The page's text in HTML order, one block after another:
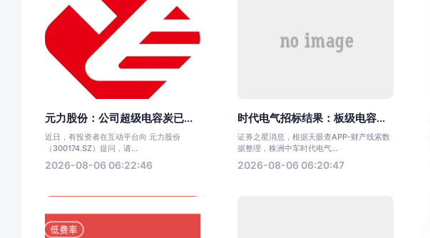
元力股份：公司超级电容炭已...
近日，有投资者在互动平台向 元力股份
（300174.SZ）提问，请...
2026-08-06 06:22:46
时代电气招标结果：板级电容...
证券之星消息，根据天眼查APP-财产线索数
据整理，株洲中车时代电气...
2026-08-06 06:20:47